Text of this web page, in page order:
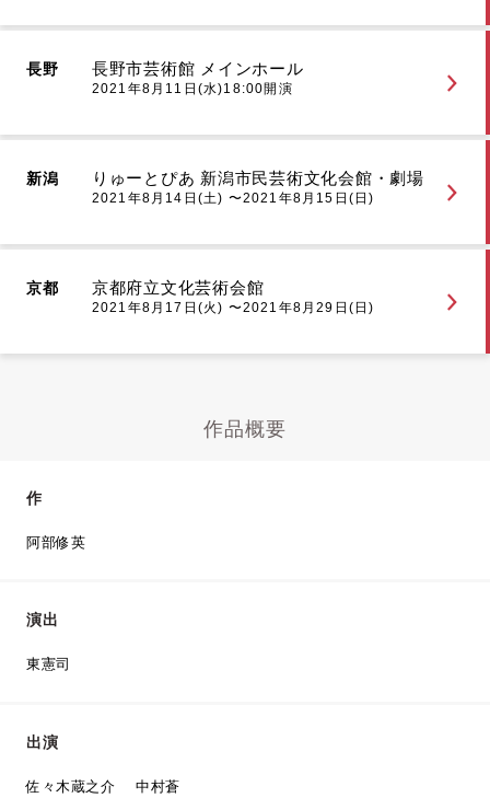
長野 長野市芸術館 メインホール
2021年8月11日(水)18:00開演
新潟 りゅーとぴあ 新潟市民芸術文化会館・劇場
2021年8月14日(土) 〜2021年8月15日(日)
京都 京都府立文化芸術会館
2021年8月17日(火) 〜2021年8月29日(日)
作品概要
作
阿部修英
演出
東憲司
出演
佐々木蔵之介 中村蒼